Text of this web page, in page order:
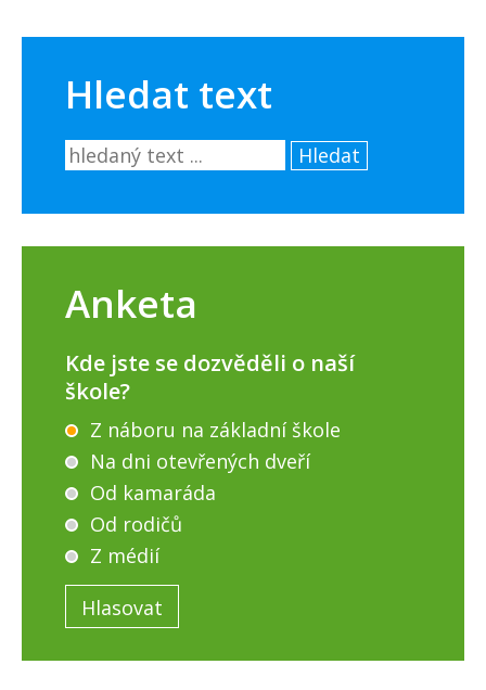
Hledat text
Hledat
Anketa
Kde jste se dozvěděli o naší
škole?
Z náboru na základní škole
Na dni otevřených dveří
Od kamaráda
Od rodičů
Z médií